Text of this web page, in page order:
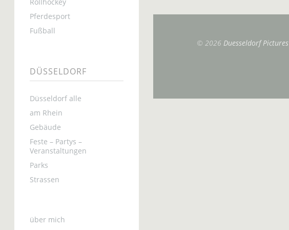
Pferdesport
Fußball
DÜSSELDORF
Düsseldorf alle
am Rhein
Gebäude
Feste – Partys –
Veranstaltungen
Parks
Strassen
über mich
© 2026 Duesseldorf Pictures